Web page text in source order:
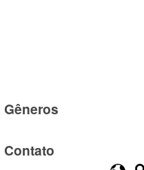
Gêneros
Contato